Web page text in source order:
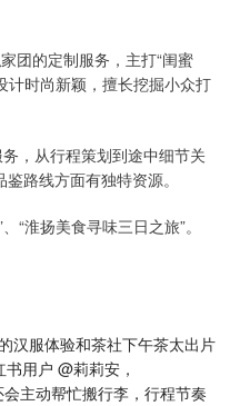
团的定制服务，主打“闺蜜
计时尚新颖，擅长挖掘小众打
，从行程策划到途中细节关
路线方面有独特资源。
“淮扬美食寻味三日之旅”。
汉服体验和茶社下午茶太出片
用户 @莉莉安，
主动帮忙搬行李，行程节奏